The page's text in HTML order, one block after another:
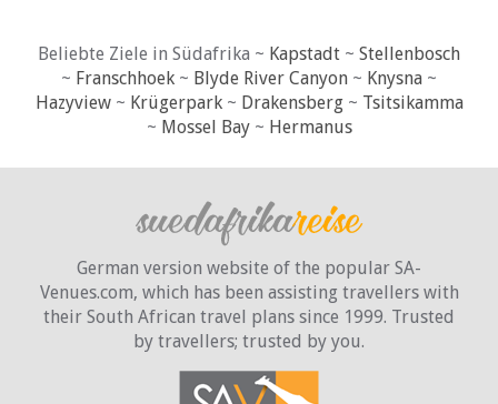
Beliebte Ziele in Südafrika ~ Kapstadt ~ Stellenbosch
~ Franschhoek ~ Blyde River Canyon ~ Knysna ~
Hazyview~ Krügerpark~ Drakensberg~ Tsitsikamma
~ Mossel Bay~ Hermanus
German version website of the popular SA-
Venues.com, which has been assisting travellers with
their South African travel plans since 1999. Trusted
by travellers; trusted by you.